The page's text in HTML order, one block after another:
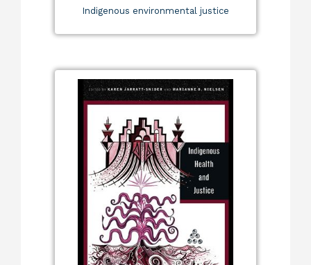
Indigenous environmental justice